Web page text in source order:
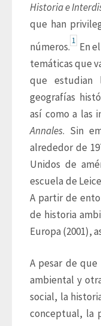
Historia e
que han
números. 1 En
temáticas que
que estudian
geografías
Annales. Sin
alrededor de
Unidos de
escuela de
A partir de
de historia
Europa (2001),
A pesar de que
ambiental y
social, la
conceptual, la